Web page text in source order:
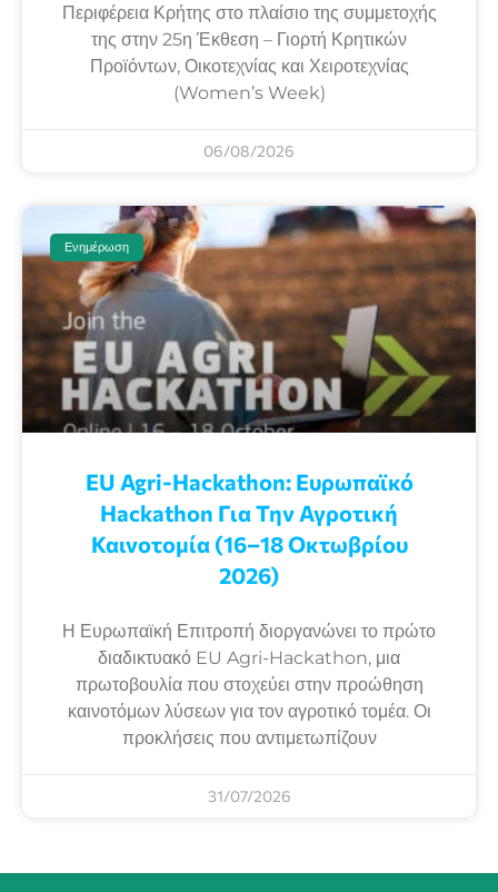
Περιφέρεια Κρήτης στο πλαίσιο της συμμετοχής
της στην 25η Έκθεση – Γιορτή Κρητικών
Προϊόντων, Οικοτεχνίας και Χειροτεχνίας
(Women’s Week)
06/08/2026
Ενημέρωση
EU Agri-Hackathon: Eυρωπαϊκό
Ηackathon Για Την Αγροτική
Καινοτομία (16–18 Οκτωβρίου
2026)
Η Ευρωπαϊκή Επιτροπή διοργανώνει το πρώτο
διαδικτυακό EU Agri-Hackathon, μια
πρωτοβουλία που στοχεύει στην προώθηση
καινοτόμων λύσεων για τον αγροτικό τομέα. Οι
προκλήσεις που αντιμετωπίζουν
31/07/2026